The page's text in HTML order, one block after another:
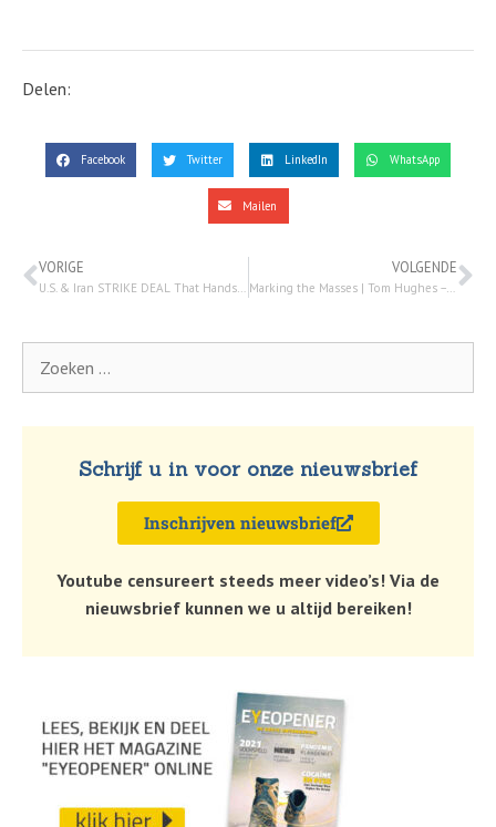
Delen:
Facebook Twitter LinkedIn WhatsApp
Mailen
VORIGE VOLGENDE
Marking the Masses | Tom Hughes – 19 augustus 2023
Schrijf u in voor onze nieuwsbrief
Inschrijven nieuwsbrief
Youtube censureert steeds meer video’s! Via de
nieuwsbrief kunnen we u altijd bereiken!